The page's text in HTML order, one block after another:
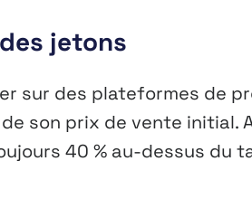
jetons
sur des plateformes de
son prix de vente initial.
40 % au-dessus du